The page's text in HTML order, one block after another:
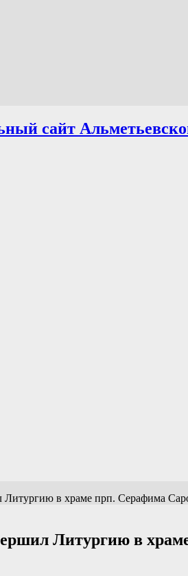
сайт
в храме прп. Серафима
Литургию в